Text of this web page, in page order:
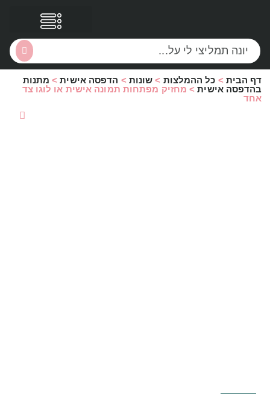
דף הבית > כל ההמלצות > שונות > הדפסה אישית> מתנות
בהדפסה אישית> מחזיק מפתחות תמונה אישית או לוגו צד
אחד